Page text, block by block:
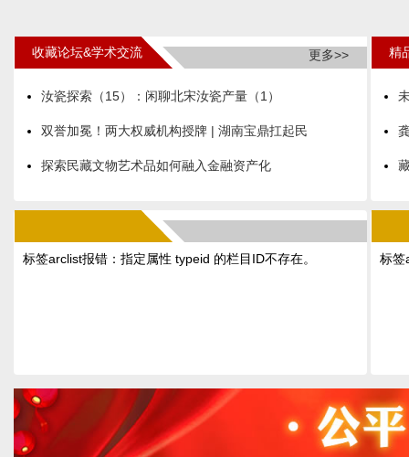
收藏论坛&学术交流 更多>>
汝瓷探索（15）：闲聊北宋汝瓷产量（1）
双誉加冕！两大权威机构授牌 | 湖南宝鼎扛起民
探索民藏文物艺术品如何融入金融资产化
精
标签arclist报错：指定属性 typeid 的栏目ID不存在。 标签